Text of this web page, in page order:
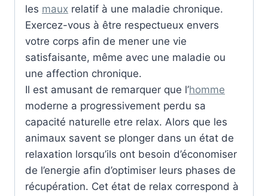
les maux relatif à une maladie chronique.
Exercez-vous à être respectueux envers
votre corps afin de mener une vie
satisfaisante, même avec une maladie ou
une affection chronique.
Il est amusant de remarquer que l’homme
moderne a progressivement perdu sa
capacité naturelle etre relax. Alors que les
animaux savent se plonger dans un état de
relaxation lorsqu’ils ont besoin d’économiser
de l’energie afin d’optimiser leurs phases de
récupération. Cet état de relax correspond à